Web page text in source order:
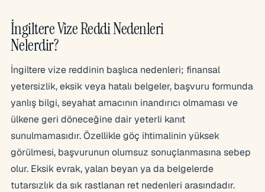
İngiltere Vize Reddi Nedenleri
Nelerdir?
İngiltere vize reddinin başlıca nedenleri; finansal
yetersizlik, eksik veya hatalı belgeler, başvuru formunda
yanlış bilgi, seyahat amacının inandırıcı olmaması ve
ülkene geri döneceğine dair yeterli kanıt
sunulmamasıdır. Özellikle göç ihtimalinin yüksek
görülmesi, başvurunun olumsuz sonuçlanmasına sebep
olur. Eksik evrak, yalan beyan ya da belgelerde
tutarsızlık da sık rastlanan ret nedenleri arasındadır.